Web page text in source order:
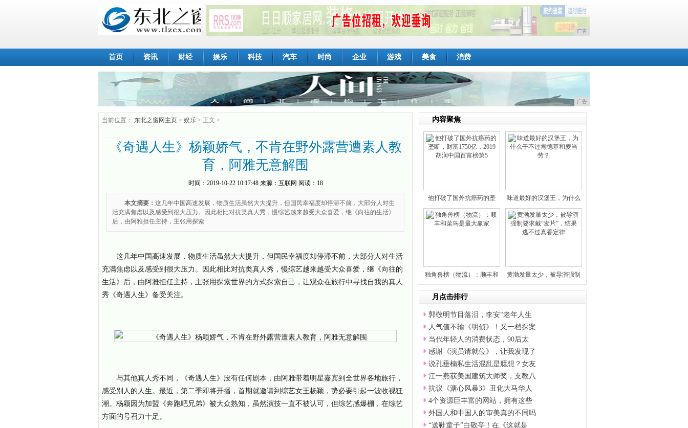
广告
首页 资讯 财经 娱乐 科技 汽车 时尚 企业 游戏 美食 消费
广告
当前位置： 东北之窗网主页 > 娱乐 > 正文 >
《奇遇人生》杨颖娇气，不肯在野外露营遭素人教
育，阿雅无意解围
时间： 2019-10-22 10:17:48来源： 互联网 阅读：18
本文摘要： 这几年中国高速发展，物质生活虽然大大提升，但国民幸福度却停滞不前，大部分人对生
活充满焦虑以及感受到很大压力。因此相比对抗类真人秀，慢综艺越来越受大众喜爱，继《向往的生活》
后，由阿雅担任主持，主张用探索
这几年中国高速发展，物质生活虽然大大提升，但国民幸福度却停滞不前，大部分人对生活
充满焦虑以及感受到很大压力。因此相比对抗类真人秀，慢综艺越来越受大众喜爱，继《向往的
生活》后，由阿雅担任主持，主张用探索世界的方式探索自己，让观众在旅行中寻找自我的真人
秀《奇遇人生》备受关注。
与其他真人秀不同，《奇遇人生》没有任何剧本，由阿雅带着明星嘉宾到全世界各地旅行，
感受别人的人生。最近，第二季即将开播，首期就邀请到综艺女王杨颖，势必要引起一波收视狂
潮。杨颖因为加盟《奔跑吧兄弟》被大众熟知，虽然演技一直不被认可，但综艺感爆棚，在综艺
方面的号召力十足。
内容聚焦
他打破了国外抗癌药的垄
断，财富
味道最好的汉堡王，为什么
干不过
独角兽榜（物流）：顺丰和
菜鸟是
黄渤发量太少，被导演强制
要求戴
月点击排行
郭敬明节目落泪，李安“老年人生
人气值不输《明侦》！又一档探案
当代年轻人的消费状态，90后太
感谢《演员请就位》，让我发现了
说孔垂楠私生活混乱是臆想？女友
江一燕获美国建筑大师奖，支教八
抗议《溏心风暴3》丑化大马华人
4个资源巨丰富的网站，拥有这些
外国人和中国人的审美真的不同吗
“送鞋童子”白敬亭！在《这就是